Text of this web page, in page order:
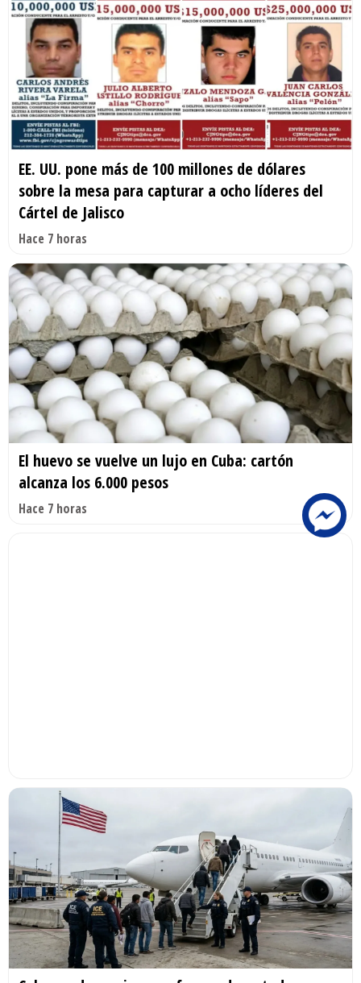
EE. UU. pone más de 100 millones de dólares
sobre la mesa para capturar a ocho líderes del
Cártel de Jalisco
Hace 7 horas
El huevo se vuelve un lujo en Cuba: cartón
alcanza los 6.000 pesos
Hace 7 horas